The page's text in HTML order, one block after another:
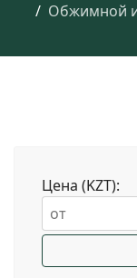
Обжимной
Цена (KZT):